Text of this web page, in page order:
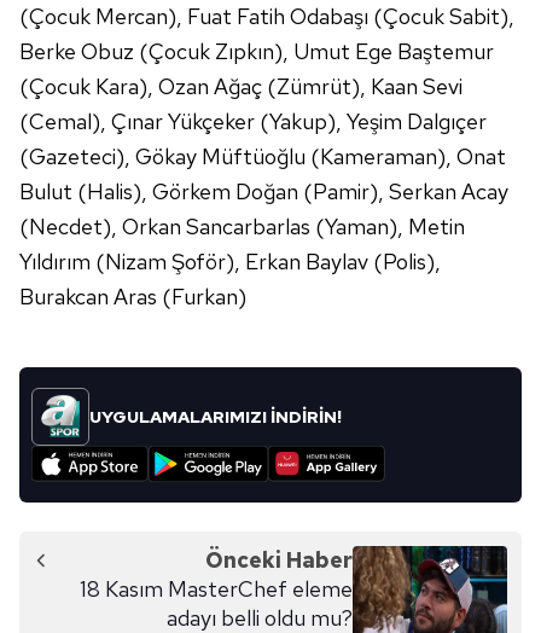
(Çocuk Mercan), Fuat Fatih Odabaşı (Çocuk Sabit),
Berke Obuz (Çocuk Zıpkın), Umut Ege Baştemur
(Çocuk Kara), Ozan Ağaç (Zümrüt), Kaan Sevi
(Cemal), Çınar Yükçeker (Yakup), Yeşim Dalgıçer
(Gazeteci), Gökay Müftüoğlu (Kameraman), Onat
Bulut (Halis), Görkem Doğan (Pamir), Serkan Acay
(Necdet), Orkan Sancarbarlas (Yaman), Metin
Yıldırım (Nizam Şoför), Erkan Baylav (Polis),
Burakcan Aras (Furkan)
UYGULAMALARIMIZI İNDİRİN!
Önceki Haber
18 Kasım MasterChef eleme
adayı belli oldu mu?